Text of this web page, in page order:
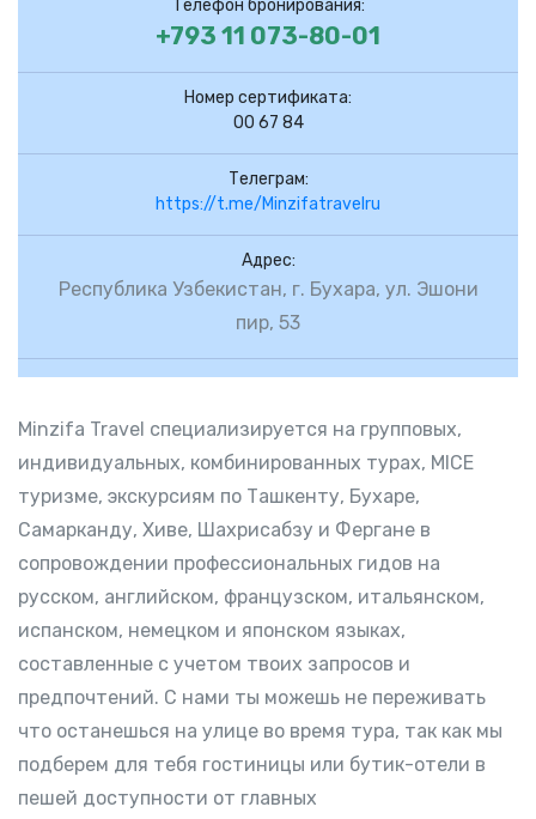
Телефон бронирования:
+793 11 073-80-01
Номер сертификата:
00 67 84
Телеграм:
https://t.me/Minzifatravelru
Адрес:
Республика Узбекистан, г. Бухара, ул. Эшони
пир, 53
Minzifa Travel специализируется на групповых,
индивидуальных, комбинированных турах, MICE
туризме, экскурсиям по Ташкенту, Бухаре,
Самарканду, Хиве, Шахрисабзу и Фергане в
сопровождении профессиональных гидов на
русском, английском, французском, итальянском,
испанском, немецком и японском языках,
составленные с учетом твоих запросов и
предпочтений. С нами ты можешь не переживать
что останешься на улице во время тура, так как мы
подберем для тебя гостиницы или бутик-отели в
пешей доступности от главных